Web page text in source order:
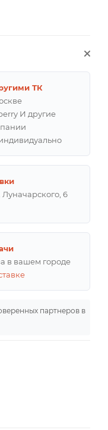
ТК
И другие
Луначарского, 6
в вашем городе
партнеров в